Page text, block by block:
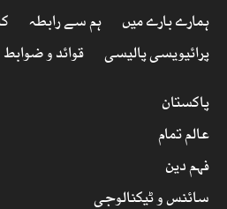
ہمارے بارے میں ہم سے رابطہ
پرائیویسی پالیسی
قوائد و ضوابط
پاکستان
عالم تمام
فہم دین
سائنس و ٹیکنالوجی